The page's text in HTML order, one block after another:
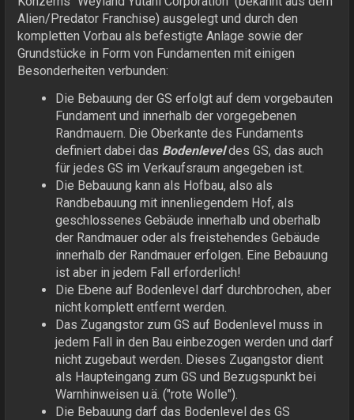
Alien/Predator Franchise) ausgelegt und durch den
kompletten Vorbau als befestigte Anlage sowie der
Grundstücke in Form von Fundamenten mit einigen
Besonderheiten verbunden:
Die Bebauung der GS erfolgt auf dem vorgebauten
Fundament und innerhalb der vorgegebenen
Randmauern. Die Oberkante des Fundaments
definiert dabei das Bodenleveldes GS, das auch
für jedes GS im Verkaufsraum angegeben ist.
Die Bebauung kann als Hofbau, also als
Randbebauung mit innenliegendem Hof, als
geschlossenes Gebäude innerhalb und oberhalb
der Randmauer oder als freistehendes Gebäude
innerhalb der Randmauer erfolgen. Eine Bebauung
ist aber in jedem Fall erforderlich!
Die Ebene auf Bodenlevel darf durchbrochen, aber
nicht komplett entfernt werden.
Das Zugangstor zum GS auf Bodenlevel muss in
jedem Fall in den Bau einbezogen werden und darf
nicht zugebaut werden. Dieses Zugangstor dient
als Haupteingang zum GS und Bezugspunkt bei
Warnhinweisen u.ä. ("rote Wolle").
Die Bebauung darf das Bodenlevel des GS